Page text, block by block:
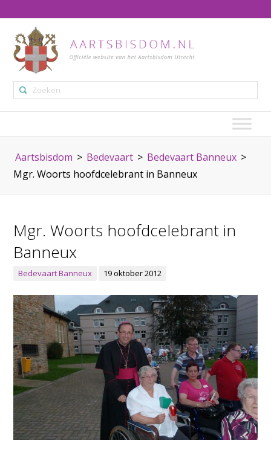
Aartsbisdom > Bedevaart > Bedevaart Banneux >
Mgr. Woorts hoofdcelebrant in Banneux
Mgr. Woorts hoofdcelebrant in
Banneux
Bedevaart Banneux 19 oktober 2012